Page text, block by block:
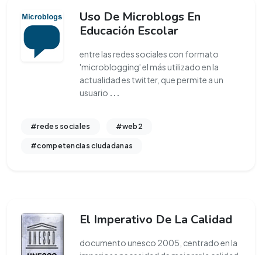
Uso De Microblogs En
Educación Escolar
entre las redes sociales con formato
'microblogging' el más utilizado en la
actualidad es twitter, que permite a un
usuario ...
#redes sociales #web2
#competencias ciudadanas
El Imperativo De La Calidad
documento unesco 2005, centrado en la